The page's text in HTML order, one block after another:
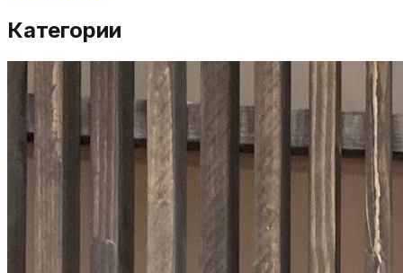
Категории